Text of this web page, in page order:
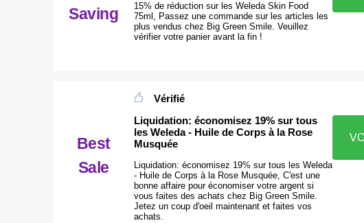
Saving
15% de réduction sur les Weleda Skin Food
75ml, Passez une commande sur les articles les
plus vendus chez Big Green Smile. Veuillez
vérifier votre panier avant la fin !
Best
Sale
Vérifié
Liquidation: économisez 19% sur tous
les Weleda - Huile de Corps à la Rose
Musquée
Liquidation: économisez 19% sur tous les Weleda
- Huile de Corps à la Rose Musquée, C'est une
bonne affaire pour économiser votre argent si
vous faites des achats chez Big Green Smile.
Jetez un coup d'oeil maintenant et faites vos
achats.